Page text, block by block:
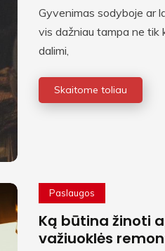
Gyvenimas sodyboje ar
vis dažniau tampa ne tik
dalimi,
Skaitome toliau
Paslaugos
Ką būtina žinoti
važiuoklės